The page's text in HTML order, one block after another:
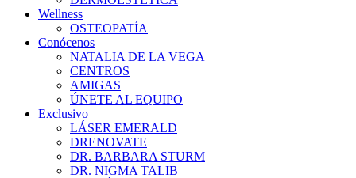
Wellness
OSTEOPATÍA
Conócenos
NATALIA DE LA VEGA
CENTROS
AMIGAS
ÚNETE AL EQUIPO
Exclusivo
LÁSER EMERALD
DRENOVATE
DR. BARBARA STURM
DR. NIGMA TALIB